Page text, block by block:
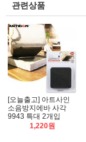
관련상품
[오늘출고] 아트사인
소음방지에바 사각
9943 특대 2개입
1,220원